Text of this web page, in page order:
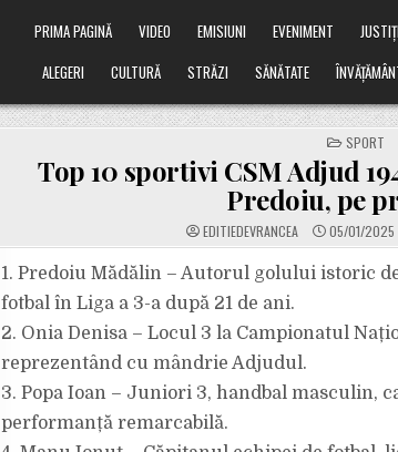
PRIMA PAGINĂ VIDEO EMISIUNI EVENIMENT
ALEGERI
CULTURĂ STRĂZI SĂNĂTATE
POSTED
IN
SPORT
Top 10 sportivi CSM Adjud
Predoiu, pe
EDITIEDEVRANCEA 05/01/2025
1. Predoiu Mădălin – Autorul golului istoric
fotbal în Liga a 3-a după 21 de ani.
2. Onia Denisa – Locul 3 la Campionatul
reprezentând cu mândrie Adjudul.
3. Popa Ioan – Juniori 3, handbal masculin,
performanță remarcabilă.